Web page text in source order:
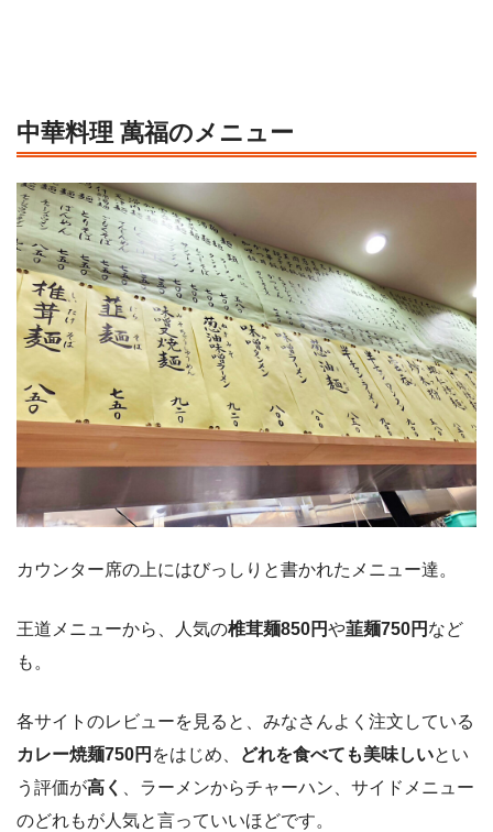
中華料理 萬福のメニュー
カウンター席の上にはびっしりと書かれたメニュー達。
王道メニューから、人気の椎茸麺850円や韮麺750円 など
も。
各サイトのレビューを見ると、みなさんよく注文している
カレー焼麺750円 をはじめ、 どれを食べても美味しいとい
う評価が高く
、ラーメンからチャーハン、サイドメニュー
のどれもが人気と言っていいほどです。